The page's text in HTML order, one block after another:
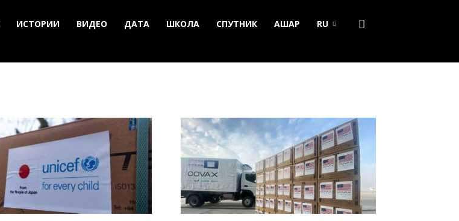
ИСТОРИИ ВИДЕО ДАТА ШКОЛА СПУТНИК АШАР RU